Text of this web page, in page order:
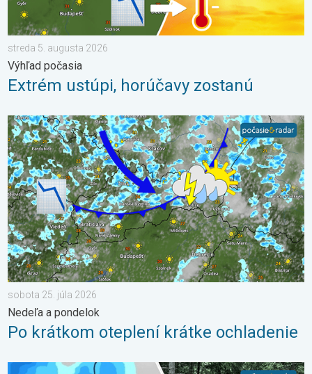
streda 5. augusta 2026
Výhľad počasia
Extrém ustúpi, horúčavy zostanú
Po krátkom oteplení krátke ochladenie. Nedeľa a pondelok. .
sobota 25. júla 2026
Nedeľa a pondelok
Po krátkom oteplení krátke ochladenie
2 roky od smrteľného zosuvu v Tatrách. Stopy sú stále